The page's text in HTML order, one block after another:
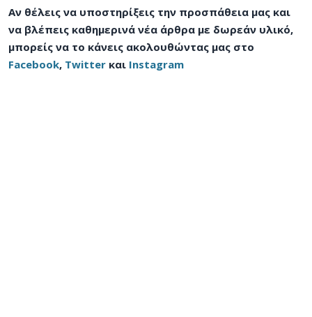
Αν θέλεις να υποστηρίξεις την προσπάθεια μας και
να βλέπεις καθημερινά νέα άρθρα με δωρεάν υλικό,
μπορείς να το κάνεις ακολουθώντας μας στο
Facebook, Twitter και Instagram